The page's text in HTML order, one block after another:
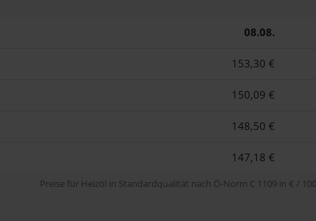
08.08.
153,30 €
150,09 €
148,50 €
147,18 €
Preise für Heizöl in Standardqualität nach Ö-Norm C 1109 in € /